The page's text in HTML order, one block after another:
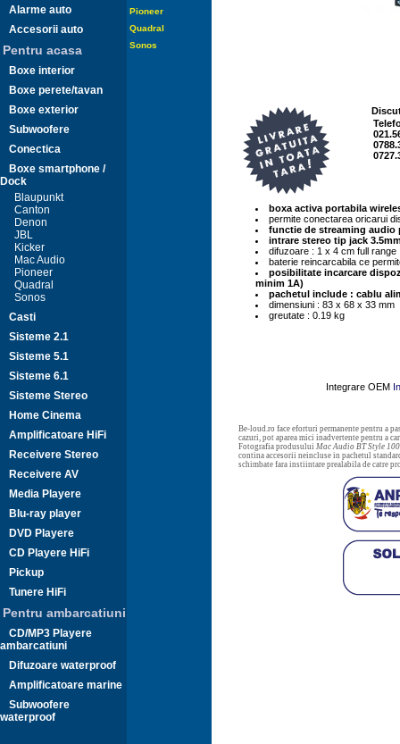
Alarme auto
Accesorii auto
Pentru acasa
Boxe interior
Boxe perete/tavan
Boxe exterior
Subwoofere
Conectica
Boxe smartphone /
Dock
Blaupunkt
Canton
Denon
JBL
Kicker
Mac Audio
Pioneer
Quadral
Sonos
Casti
Sisteme 2.1
Sisteme 5.1
Sisteme 6.1
Sisteme Stereo
Home Cinema
Amplificatoare HiFi
Receivere Stereo
Receivere AV
Media Playere
Blu-ray player
DVD Playere
CD Playere HiFi
Pickup
Tunere HiFi
Pentru ambarcatiuni
CD/MP3 Playere
ambarcatiuni
Difuzoare waterproof
Amplificatoare marine
Subwoofere
waterproof
Pioneer
Quadral
Sonos
boxa activa portabila
permite conectarea oricarui
functie de streaming audio
intrare stereo tip jack
difuzoare : 1 x 4 cm full range
baterie reincarcabila ce
posibilitate incarcare
minim 1A)
pachetul include : cablu
dimensiuni : 83 x 68 x 33 mm
greutate : 0.19 kg
Integrare OEM
Be-loud.ro face eforturi permanente pentru a
cazuri, pot aparea mici inadvertente pentru a
Fotografia produsului Mac Audio BT Style
contina accesorii neincluse in pachetul
schimbate fara instiintare prealabila de catre